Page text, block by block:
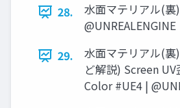
28.
水面マテリアル(裏
@UNREALENGINE
29.
水面マテリアル(
ど解説) Screen
Color #UE4 |